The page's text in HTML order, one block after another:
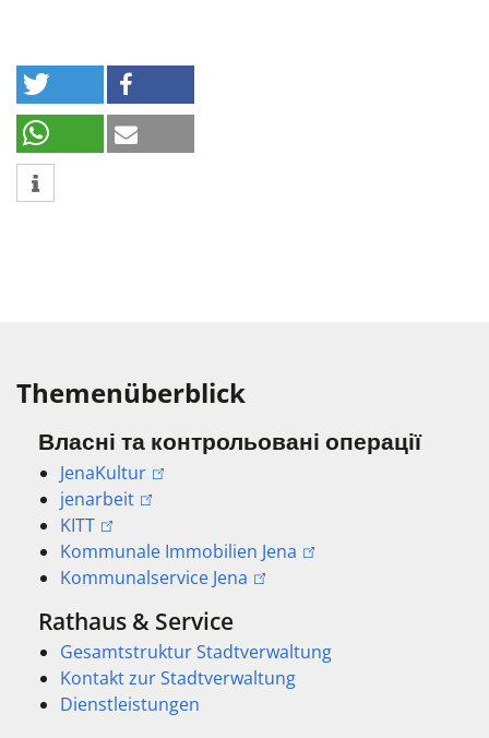
Themenüberblick
Власні та контрольовані операції
JenaKultur
jenarbeit
KITT
Kommunale Immobilien Jena
Kommunalservice Jena
Rathaus & Service
Gesamtstruktur Stadtverwaltung
Kontakt zur Stadtverwaltung
Dienstleistungen